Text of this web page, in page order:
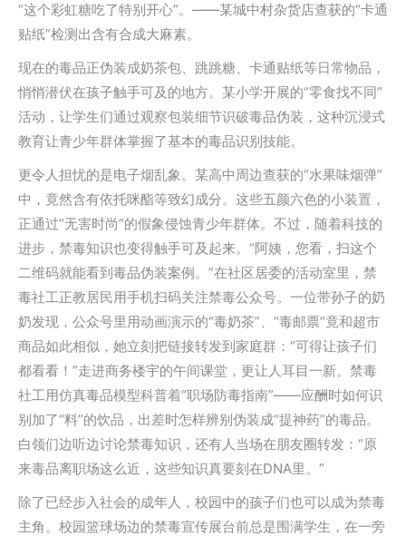
“这个彩虹糖吃了特别开心”。——某城中村杂货店查获的“卡通
贴纸”检测出含有合成大麻素。
现在的毒品正伪装成奶茶包、跳跳糖、卡通贴纸等日常物品，
悄悄潜伏在孩子触手可及的地方。某小学开展的“零食找不同”
活动，让学生们通过观察包装细节识破毒品伪装，这种沉浸式
教育让青少年群体掌握了基本的毒品识别技能。
更令人担忧的是电子烟乱象。某高中周边查获的“水果味烟弹”
中，竟然含有依托咪酯等致幻成分。这些五颜六色的小装置，
正通过“无害时尚”的假象侵蚀青少年群体。不过，随着科技的
进步，禁毒知识也变得触手可及起来。“阿姨，您看，扫这个
二维码就能看到毒品伪装案例。”在社区居委的活动室里，禁
毒社工正教居民用手机扫码关注禁毒公众号。一位带孙子的奶
奶发现，公众号里用动画演示的“毒奶茶”、“毒邮票”竟和超市
商品如此相似，她立刻把链接转发到家庭群：“可得让孩子们
都看看！”走进商务楼宇的午间课堂，更让人耳目一新。禁毒
社工用仿真毒品模型科普着“职场防毒指南”——应酬时如何识
别加了“料”的饮品，出差时怎样辨别伪装成“提神药”的毒品。
白领们边听边讨论禁毒知识，还有人当场在朋友圈转发：“原
来毒品离职场这么近，这些知识真要刻在DNA里。”
除了已经步入社会的成年人，校园中的孩子们也可以成为禁毒
主角。校园篮球场边的禁毒宣传展台前总是围满学生，在一旁